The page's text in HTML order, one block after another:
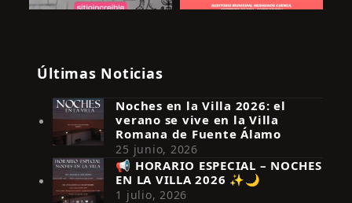
Síguenos en Instagram
Últimas Noticias
Noches en la Villa 2026: el
verano se vive en la Villa
Romana de Fuente Álamo
25 junio, 2026
📢 HORARIO ESPECIAL – NOCHES
EN LA VILLA 2026 ✨🌙
1 julio, 2026